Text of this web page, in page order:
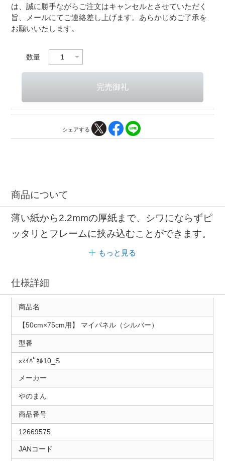
は、誠に勝手ながらご注文はキャンセルとさせていただく
旨、メールにてご連絡差し上げます。あらかじめご了承を
お願いいたします。
数量
シェアする
商品について
薄い紙から2.2mmの厚紙まで、シワにならずピ
ッタリとフレームに挟み込むことができます。
もっと見る
仕様詳細
商品名
【50cm×75cm用】 マイパネル（シルバー）
型番
xﾏｲﾊﾟﾈﾙ10_S
メーカー
やのまん
商品番号
12669575
JANコード